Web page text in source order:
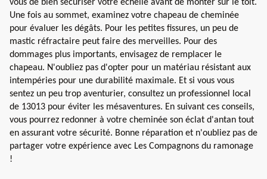
vous de bien sécuriser votre échelle avant de monter sur le toit.
Une fois au sommet, examinez votre chapeau de cheminée
pour évaluer les dégâts. Pour les petites fissures, un peu de
mastic réfractaire peut faire des merveilles. Pour des
dommages plus importants, envisagez de remplacer le
chapeau. N'oubliez pas d'opter pour un matériau résistant aux
intempéries pour une durabilité maximale. Et si vous vous
sentez un peu trop aventurier, consultez un professionnel local
de 13013 pour éviter les mésaventures. En suivant ces conseils,
vous pourrez redonner à votre cheminée son éclat d'antan tout
en assurant votre sécurité. Bonne réparation et n'oubliez pas de
partager votre expérience avec Les Compagnons du ramonage
!